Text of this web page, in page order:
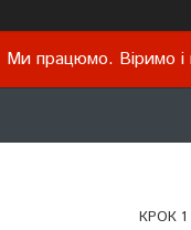
Ми працюмо. Віримо і
КРОК 1